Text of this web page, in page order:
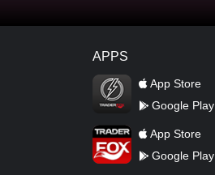
APPS
TraderFox Flash
App Store
Google Play
TraderFox AppApp Store
Google Play